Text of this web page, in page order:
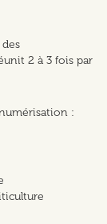
2 à 3 fois par
: